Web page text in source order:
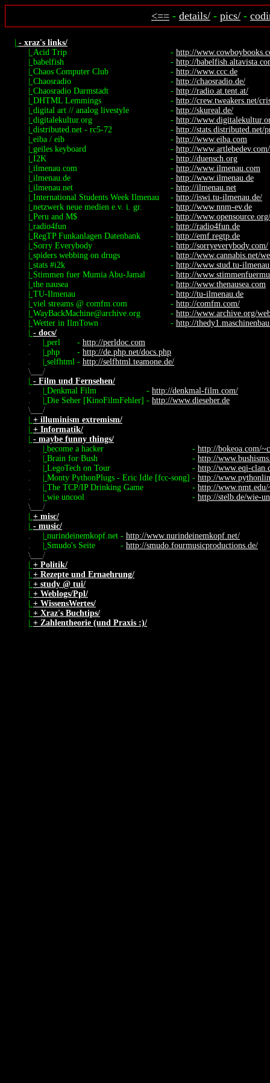
<== - details/ - pics/ -
- xraz's links/
Acid Trip - http://
babelfish - http://
Chaos Computer Club - http://www.ccc.de
Chaosradio - http://chaosradio.de/
Chaosradio Darmstadt - http://radio.at.tent.at/
DHTML Lemmings - http://crew.tweakers.net/
digital art // analog livestyle - http://skureal.de/
digitalekultur.org - http://
distributed.net - rc5-72 - http://stats.distributed.net/
eiba / eib - http://www.eiba.com
geiles keyboard - http://
I2K - http://duensch.org
ilmenau.com - http://www.ilmenau.com
ilmenau.de - http://www.ilmenau.de
ilmenau.net - http://ilmenau.net
International Students Week Ilmenau - http://iswi.tu-ilmenau.de/
netzwerk neue medien e.v. i. gr. - http://www.nnm-ev.de
Peru and M$ - http://
radio4fun - http://radio4fun.de
RegTP Funkanlagen Datenbank - http://emf.regtp.de
Sorry Everybody - http://sorryeverybody.com/
spiders webbing on drugs - http://www.cannabis.net/
stats #i2k - http://www.stud.tu-
Stimmen fuer Mumia Abu-Jamal - http://
the nausea - http://www.thenausea.com
TU-Ilmenau - http://tu-ilmenau.de
viel streams @ comfm.com - http://comfm.com/
WayBackMachine@archive.org - http://www.archive.org/
Wetter in IlmTown - http://
- docs/
.
.
.
perl - http://perldoc.com
php - http://de.php.net/docs.php
selfhtml - http://selfhtml.teamone.de/
\
/
- Film und Fernsehen/
.
.
Denkmal Film - http://denkmal-film.com/
Die Seher [KinoFilmFehler] - http://www.dieseher.de
\
/
+ illuminism extremism/
+ Informatik/
- maybe funny things/
.
.
.
.
.
.
become a hacker - http://bokeoa.com/
Brain for Bush - http://
LegoTech on Tour - http://www.eqi-
Monty PythonPlugs - Eric Idle [fcc-song] - http://
The TCP/IP Drinking Game - http://
wie uncool - http://stelb.de/wie-
\
/
+ misc/
- music/
.
.
nurindeinemkopf.net - http://www.nurindeinemkopf.net/
Smudo's Seite - http://smudo.fourmusicproductions.de/
\
/
+ Politik/
+ Rezepte und Ernaehrung/
+ study @ tui/
+ Weblogs/Ppl/
+ WissensWertes/
+ Xraz's Buchtips/
+ Zahlentheorie (und Praxis :)/